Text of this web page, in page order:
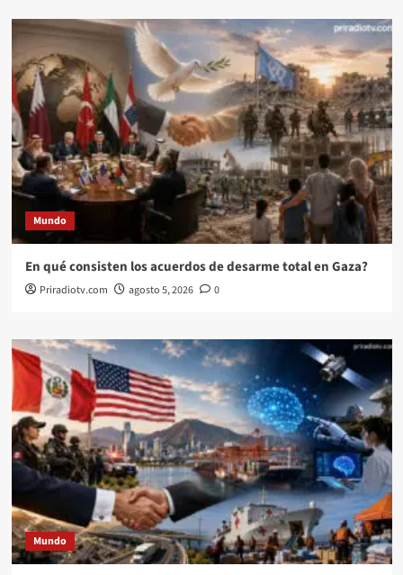
Mundo
En qué consisten los acuerdos de desarme total en Gaza?
Priradiotv.com agosto 5, 2026 0
Mundo